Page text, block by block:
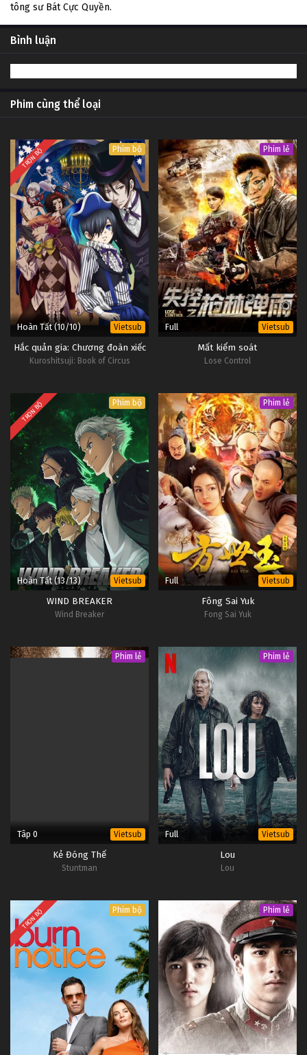
tông sư Bát Cực Quyền.
Bình luận
Phim cùng thể loại
TRỌN BỘ Phim bộ
Hoàn Tất (10/10) Vietsub
Hắc quản gia: Chương đoàn xiếc
Kuroshitsuji: Book of Circus
Phim lẻ
Full Vietsub
Mất kiểm soát
Lose Control
TRỌN BỘ Phim bộ
Hoàn Tất (13/13) Vietsub
WIND BREAKER
Wind Breaker
Phim lẻ
Full Vietsub
Fông Sai Yuk
Fong Sai Yuk
Phim lẻ
Tâp 0 Vietsub
Kẻ Đóng Thế
Stuntman
Phim lẻ
Full Vietsub
Lou
Lou
TRỌN BỘ Phim bộ Phim lẻ